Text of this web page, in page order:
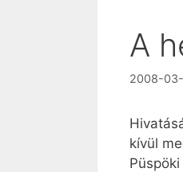
A
2008-
kívül